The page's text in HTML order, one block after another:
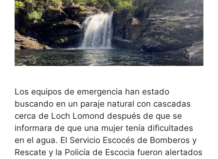
Los equipos de emergencia han estado
buscando en un paraje natural con cascadas
cerca de Loch Lomond después de que se
informara de que una mujer tenía dificultades
en el agua. El Servicio Escocés de Bomberos y
Rescate y la Policía de Escocia fueron alertados